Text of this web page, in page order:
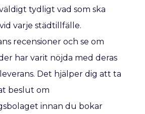
tydligt vad som ska
varje städtillfälle.
recensioner och se om
har varit nöjda med deras
Det hjälper dig att ta
beslut om
innan du bokar